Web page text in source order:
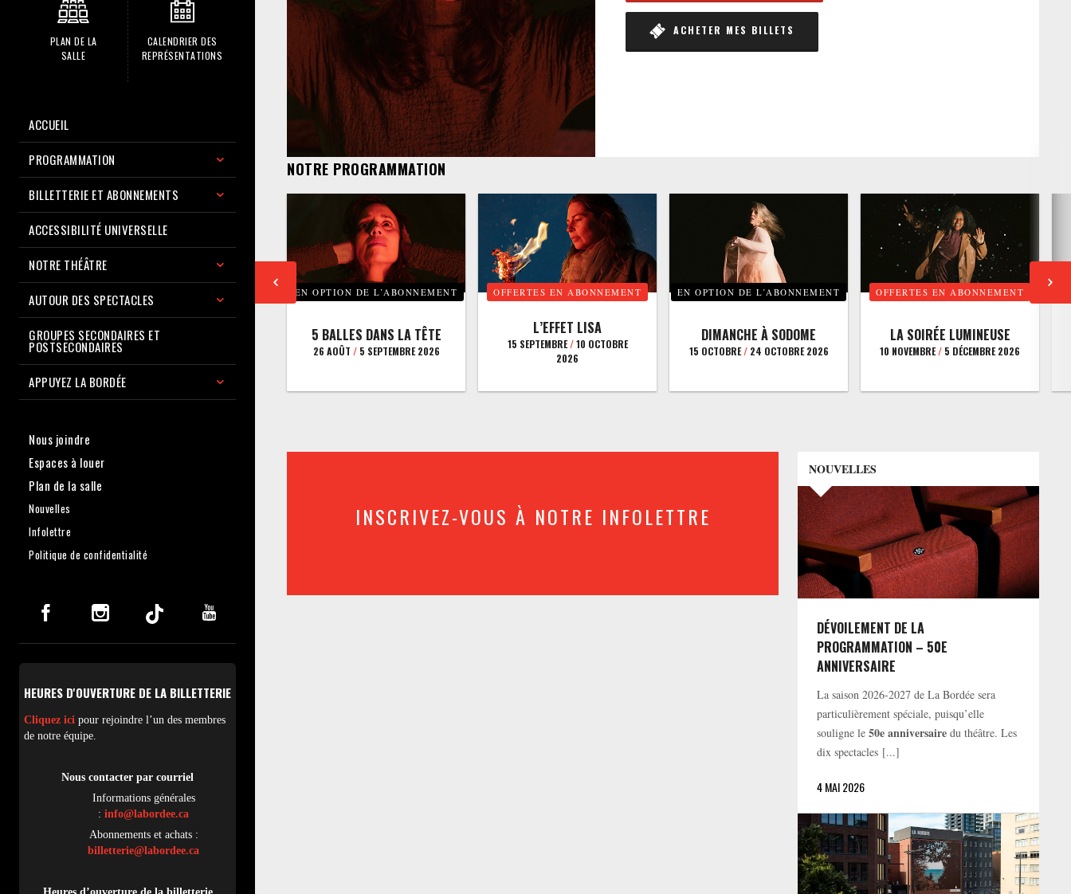
PLAN DE LA
SALLE
CALENDRIER DES
REPRÉSENTATIONS
ACCUEIL
PROGRAMMATION
BILLETTERIE ET ABONNEMENTS
ACCESSIBILITÉ UNIVERSELLE
NOTRE THÉÂTRE
AUTOUR DES SPECTACLES
GROUPES SECONDAIRES ET
POSTSECONDAIRES
APPUYEZ LA BORDÉE
Nous joindre
Espaces à louer
Plan de la salle
Nouvelles
Infolettre
Politique de confidentialité
HEURES D'OUVERTURE DE LA BILLETTERIE
Cliquez ici pour rejoindre l’un des membres
de notre équipe.
Nous contacter par courriel
Informations générales
: info@labordee.ca
Abonnements et achats :
billetterie@labordee.ca
ACHETER MES BILLETS
NOTRE PROGRAMMATION
EN OPTION DE L’ABONNEMENT
5 BALLES DANS LA TÊTE
26 AOÛT /5 SEPTEMBRE 2026
OFFERTES EN ABONNEMENT
L’EFFET LISA
15 SEPTEMBRE/10 OCTOBRE
2026
EN OPTION DE L’ABONNEMENT
DIMANCHE À SODOME
15 OCTOBRE/24 OCTOBRE 2026
OFFERTES EN ABONNEMENT
LA SOIRÉE LUMINEUSE
10 NOVEMBRE/ 5 DÉCEMBRE 2026
INSCRIVEZ-VOUS À NOTRE INFOLETTRE
NOUVELLES
DÉVOILEMENT DE LA
PROGRAMMATION – 50E
ANNIVERSAIRE
La saison 2026-2027 de La Bordée sera
particulièrement spéciale, puisqu’elle
souligne le50e anniversaire du théâtre. Les
dix spectacles [...]
4 MAI 2026